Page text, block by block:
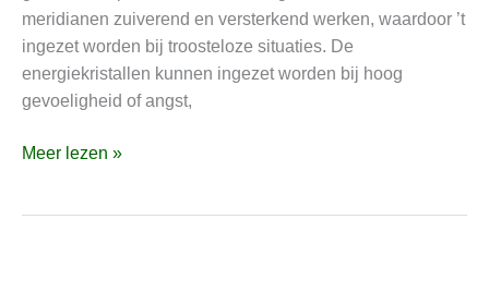
meridianen zuiverend en versterkend werken, waardoor ’t
ingezet worden bij troosteloze situaties. De
energiekristallen kunnen ingezet worden bij hoog
gevoeligheid of angst,
gevoeligheid
of
angst
Meer lezen »